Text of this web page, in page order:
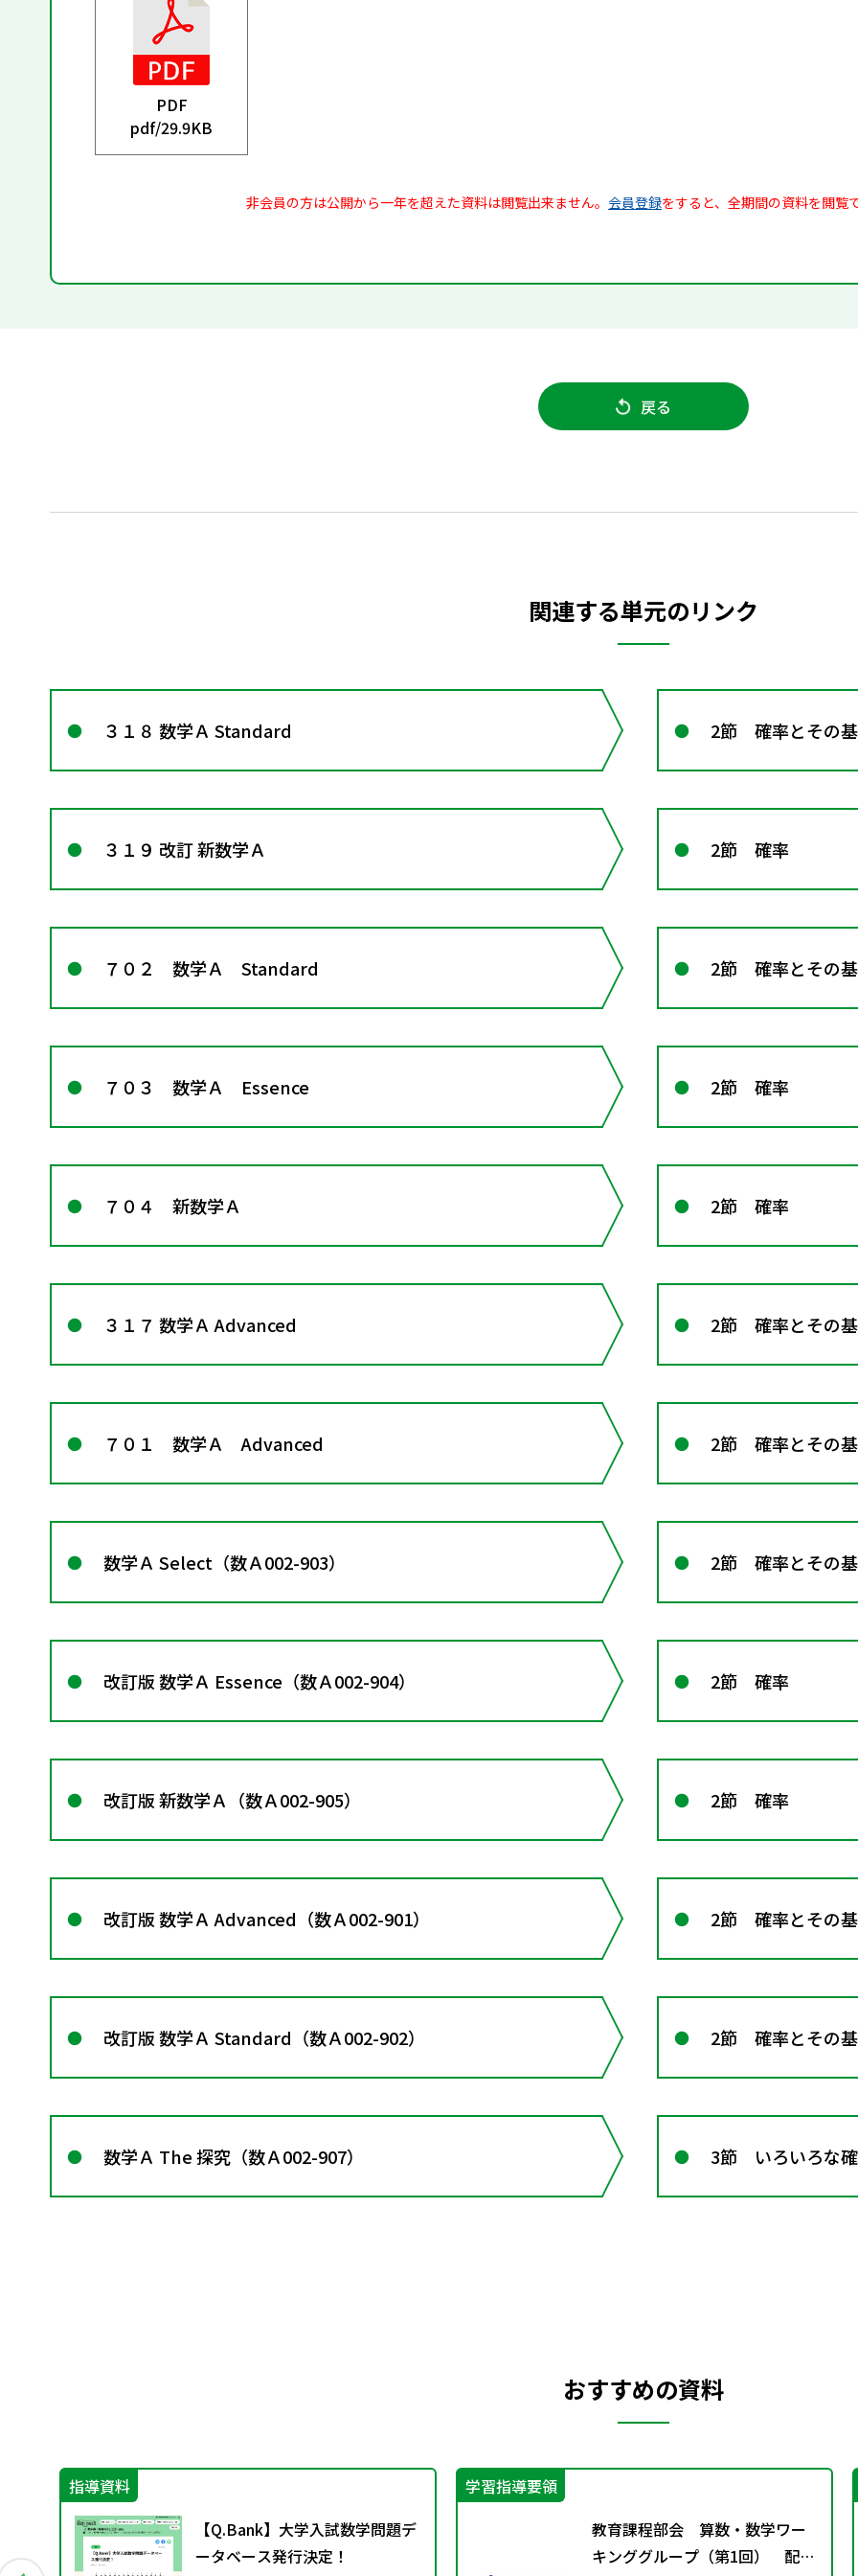
PDF
pdf/29.9KB
非会員の方は公開から一年を超えた資料は閲覧出来ません。 会員登録をすると、全期間の資料を閲覧
戻る
関連する単元のリンク
３１８ 数学Ａ Standard 2節 確率とその
３１９ 改訂 新数学Ａ 2節 確率
７０２ 数学Ａ Standard 2節 確率とその
７０３ 数学Ａ Essence 2節 確率
７０４ 新数学Ａ 2節 確率
３１７ 数学Ａ Advanced 2節 確率とその
７０１ 数学Ａ Advanced 2節 確率とその
数学Ａ Select（数Ａ002-903） 2節 確率とその
改訂版 数学Ａ Essence（数Ａ002-904） 2節 確率
改訂版 新数学Ａ（数Ａ002-905） 2節 確率
改訂版 数学Ａ Advanced（数Ａ002-901） 2節 確率とその
改訂版 数学Ａ Standard（数Ａ002-902） 2節 確率とその
数学Ａ The 探究（数Ａ002-907） 3節 いろいろな
おすすめの資料
指導資料
【Q.Bank】大学入試数学問題デ
ータベース発行決定！
学習指導要領
教育課程部会 算数・数学ワー
キンググループ（第1回） 配付